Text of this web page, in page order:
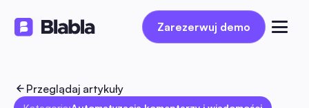
Zarezerwuj demo
Zarezerwuj demo
Przeglądaj artykuły